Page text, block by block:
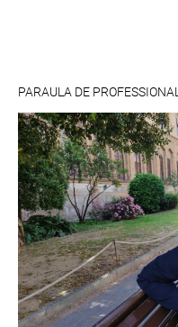
PARAULA DE PROFESSIONAL